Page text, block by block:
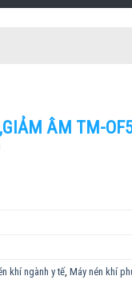
ÂM TM-
khí ngành y tế, Máy nén khí